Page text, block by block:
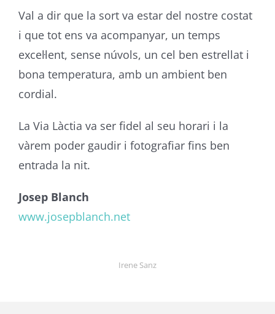
Val a dir que la sort va estar del nostre costat
i que tot ens va acompanyar, un temps
excel·lent, sense núvols, un cel ben estrellat i
bona temperatura, amb un ambient ben
cordial.
La Via Làctia va ser fidel al seu horari i la
vàrem poder gaudir i fotografiar fins ben
entrada la nit.
JosepBlanch
www.josepblanch.net
Irene Sanz